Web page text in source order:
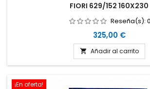
FIORI 629/152 160X230
Reseña(s): 0
Precio
325,00 €
 Añadir al carrito
¡En oferta!